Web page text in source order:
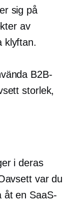
sig på
av
klyftan.
B2B-
storlek,
i deras
var du
åt en SaaS-